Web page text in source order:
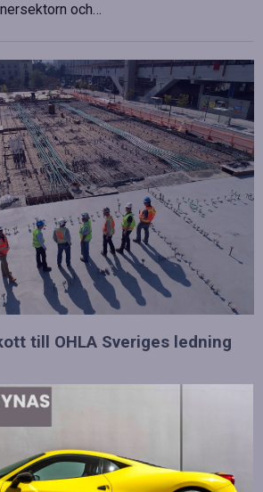
och…
till OHLA Sveriges ledning
sin ledningsgrupp genom att anställa
chef och María Vazquez som
Båda började sina nya tjänster den 1
att…